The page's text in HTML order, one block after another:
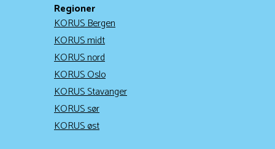
Regioner
KORUS Bergen
KORUS midt
KORUS nord
KORUS Oslo
KORUS Stavanger
KORUS sør
KORUS øst